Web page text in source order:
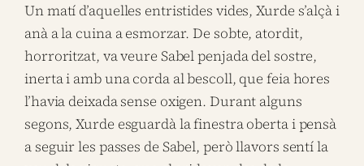
Un matí d’aquelles entristides vides, Xurde s’alçà i
anà a la cuina a esmorzar. De sobte, atordit,
horroritzat, va veure Sabel penjada del sostre,
inerta i amb una corda al bescoll, que feia hores
l’havia deixada sense oxigen. Durant alguns
segons, Xurde esguardà la finestra oberta i pensà
a seguir les passes de Sabel, però llavors sentí la